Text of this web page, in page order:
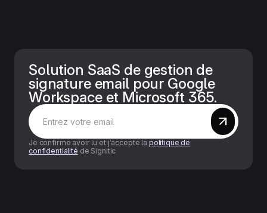
Solution SaaS de gestion de
signature email pour Google
Workspace et Microsoft 365.
Je confirme avoir lu et j’accepte la politique de
confidentialité de Signitic